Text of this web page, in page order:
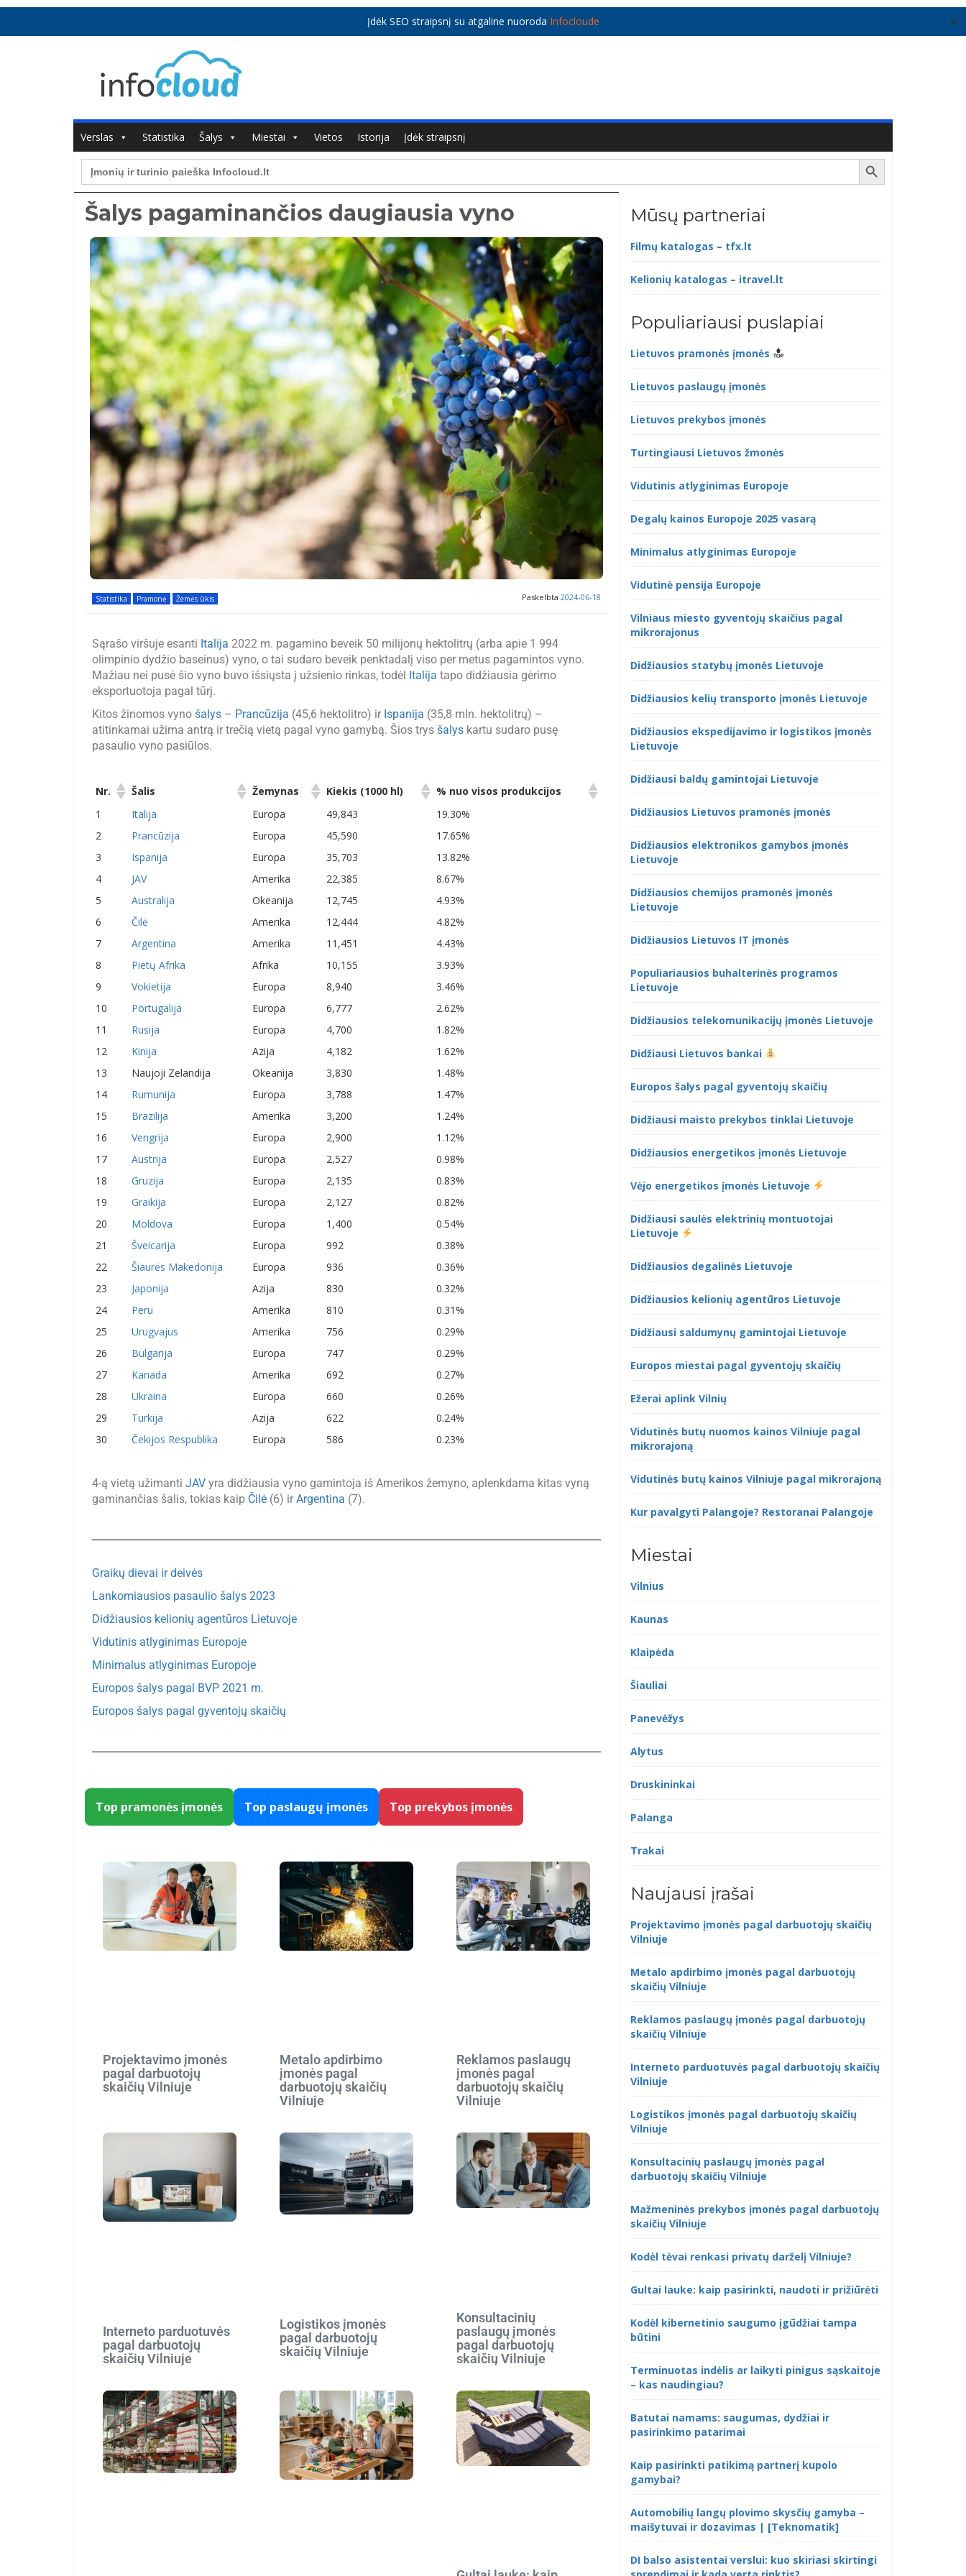
Įdėk SEO straipsnį su atgaline nuoroda Infocloude ✕
Verslas Statistika Šalys Miestai Vietos Istorija
Įdėk straipsnį
Search
for:
Search Button
Šalys pagaminančios daugiausia vyno
Statistika Pramonė Žemės ūkis Paskelbta 2024-06-18
Sąrašo viršuje esanti Italija 2022 m. pagamino beveik 50 milijonų hektolitrų (arba apie 1 994
olimpinio dydžio baseinus) vyno, o tai sudaro beveik penktadalį viso per metus pagamintos vyno.
Mažiau nei pusė šio vyno buvo išsiųsta į užsienio rinkas, todėl Italija tapo didžiausia gėrimo
eksportuotoja pagal tūrį.
Kitos žinomos vyno šalys – Prancūzija (45,6 hektolitro) ir Ispanija (35,8 mln. hektolitrų) –
atitinkamai užima antrą ir trečią vietą pagal vyno gamybą. Šios trys šalys kartu sudaro pusę
pasaulio vyno pasiūlos.
Nr. Šalis Žemynas Kiekis (1000 hl)
% nuo visos produkcijos
Nr.
Šalis Žemynas Kiekis (1000 hl) % nuo visos produkcijos
1 Italija Europa 49,843
19.30%
2
Prancūzija Europa 45,590
17.65%
3
Ispanija Europa 35,703
13.82%
4
JAV Amerika 22,385
8.67%
5
Australija Okeanija 12,745
4.93%
6
Čilė Amerika 12,444
4.82%
7
Argentina Amerika 11,451
4.43%
8
Pietų Afrika Afrika 10,155
3.93%
9
Vokietija Europa 8,940
3.46%
10
Portugalija Europa 6,777
2.62%
11
Rusija Europa 4,700
1.82%
12
Kinija Azija 4,182
1.62%
13
Naujoji Zelandija Okeanija 3,830
1.48%
14
Rumunija Europa 3,788
1.47%
15
Brazilija Amerika 3,200
1.24%
16
Vengrija Europa 2,900
1.12%
17
Austrija Europa 2,527
0.98%
18
Gruzija Europa 2,135
0.83%
19
Graikija Europa 2,127
0.82%
20
Moldova Europa 1,400
0.54%
21
Šveicarija Europa 992
0.38%
22
Šiaurės Makedonija Europa 936
0.36%
23
Japonija Azija 830
0.32%
24
Peru Amerika 810
0.31%
25
Urugvajus Amerika 756
0.29%
26
Bulgarija Europa 747
0.29%
27
Kanada Amerika 692
0.27%
28
Ukraina Europa 660
0.26%
29
Turkija Azija 622
0.24%
30
Čekijos Respublika Europa 586 0.23%
4-ą vietą užimanti JAV yra didžiausia vyno gamintoja iš Amerikos žemyno, aplenkdama kitas vyną
gaminančias šalis, tokias kaip Čilė (6) ir Argentina (7).
Graikų dievai ir deivės
Lankomiausios pasaulio šalys 2023
Didžiausios kelionių agentūros Lietuvoje
Vidutinis atlyginimas Europoje
Minimalus atlyginimas Europoje
Europos šalys pagal BVP 2021 m.
Europos šalys pagal gyventojų skaičių
Top pramonės įmonės Top paslaugų įmonės Top prekybos įmonės
Projektavimo įmonės
pagal darbuotojų
skaičių Vilniuje
Metalo apdirbimo
įmonės pagal
darbuotojų skaičių
Vilniuje
Reklamos paslaugų
įmonės pagal
darbuotojų skaičių
Vilniuje
Interneto parduotuvės
pagal darbuotojų
skaičių Vilniuje
Logistikos įmonės
pagal darbuotojų
skaičių Vilniuje
Konsultacinių
paslaugų įmonės
pagal darbuotojų
skaičių Vilniuje
Mūsų partneriai
Filmų katalogas – tfx.lt
Kelionių katalogas – itravel.lt
Populiariausi puslapiai
Lietuvos pramonės įmonės
Lietuvos paslaugų įmonės
Lietuvos prekybos įmonės
Turtingiausi Lietuvos žmonės
Vidutinis atlyginimas Europoje
Degalų kainos Europoje 2025 vasarą
Minimalus atlyginimas Europoje
Vidutinė pensija Europoje
Vilniaus miesto gyventojų skaičius pagal
mikrorajonus
Didžiausios statybų įmonės Lietuvoje
Didžiausios kelių transporto įmonės Lietuvoje
Didžiausios ekspedijavimo ir logistikos įmonės
Lietuvoje
Didžiausi baldų gamintojai Lietuvoje
Didžiausios Lietuvos pramonės įmonės
Didžiausios elektronikos gamybos įmonės
Lietuvoje
Didžiausios chemijos pramonės įmonės
Lietuvoje
Didžiausios Lietuvos IT įmonės
Populiariausios buhalterinės programos
Lietuvoje
Didžiausios telekomunikacijų įmonės Lietuvoje
Didžiausi Lietuvos bankai
Europos šalys pagal gyventojų skaičių
Didžiausi maisto prekybos tinklai Lietuvoje
Didžiausios energetikos įmonės Lietuvoje
Vėjo energetikos įmonės Lietuvoje
Didžiausi saulės elektrinių montuotojai
Lietuvoje
Didžiausios degalinės Lietuvoje
Didžiausios kelionių agentūros Lietuvoje
Didžiausi saldumynų gamintojai Lietuvoje
Europos miestai pagal gyventojų skaičių
Ežerai aplink Vilnių
Vidutinės butų nuomos kainos Vilniuje pagal
mikrorajoną
Vidutinės butų kainos Vilniuje pagal mikrorajoną
Kur pavalgyti Palangoje? Restoranai Palangoje
Miestai
Vilnius
Kaunas
Klaipėda
Šiauliai
Panevėžys
Alytus
Druskininkai
Palanga
Trakai
Naujausi įrašai
Projektavimo įmonės pagal darbuotojų skaičių
Vilniuje
Metalo apdirbimo įmonės pagal darbuotojų
skaičių Vilniuje
Reklamos paslaugų įmonės pagal darbuotojų
skaičių Vilniuje
Interneto parduotuvės pagal darbuotojų skaičių
Vilniuje
Logistikos įmonės pagal darbuotojų skaičių
Vilniuje
Konsultacinių paslaugų įmonės pagal
darbuotojų skaičių Vilniuje
Mažmeninės prekybos įmonės pagal darbuotojų
skaičių Vilniuje
Kodėl tėvai renkasi privatų darželį Vilniuje?
Gultai lauke: kaip pasirinkti, naudoti ir prižiūrėti
Kodėl kibernetinio saugumo įgūdžiai tampa
būtini
Terminuotas indėlis ar laikyti pinigus sąskaitoje
– kas naudingiau?
Batutai namams: saugumas, dydžiai ir
pasirinkimo patarimai
Kaip pasirinkti patikimą partnerį kupolo
gamybai?
Automobilių langų plovimo skysčių gamyba –
maišytuvai ir dozavimas | [Teknomatik]
DI balso asistentai verslui: kuo skiriasi skirtingi